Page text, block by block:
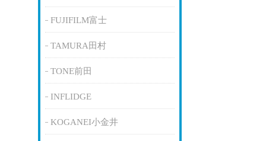
FUJIFILM富士
TAMURA田村
TONE前田
INFLIDGE
KOGANEI小金井